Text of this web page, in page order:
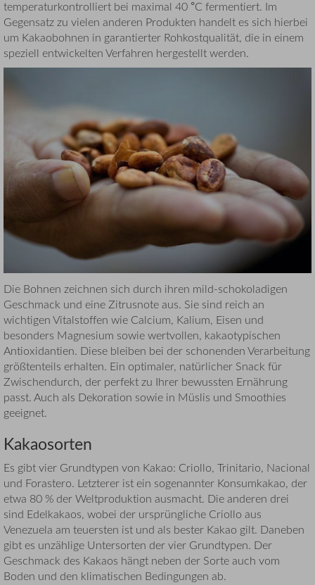
temperaturkontrolliert bei maximal 40 °C fermentiert. Im
Gegensatz zu vielen anderen Produkten handelt es sich hierbei
um Kakaobohnen in garantierter Rohkostqualität, die in einem
speziell entwickelten Verfahren hergestellt werden.
Die Bohnen zeichnen sich durch ihren mild-schokoladigen
Geschmack und eine Zitrusnote aus. Sie sind reich an
wichtigen Vitalstoffen wie Calcium, Kalium, Eisen und
besonders Magnesium sowie wertvollen, kakaotypischen
Antioxidantien. Diese bleiben bei der schonenden Verarbeitung
größtenteils erhalten. Ein optimaler, natürlicher Snack für
Zwischendurch, der perfekt zu Ihrer bewussten Ernährung
passt. Auch als Dekoration sowie in Müslis und Smoothies
geeignet.
Kakaosorten
Es gibt vier Grundtypen von Kakao: Criollo, Trinitario, Nacional
und Forastero. Letzterer ist ein sogenannter Konsumkakao, der
etwa 80 % der Weltproduktion ausmacht. Die anderen drei
sind Edelkakaos, wobei der ursprüngliche Criollo aus
Venezuela am teuersten ist und als bester Kakao gilt. Daneben
gibt es unzählige Untersorten der vier Grundtypen. Der
Geschmack des Kakaos hängt neben der Sorte auch vom
Boden und den klimatischen Bedingungen ab.